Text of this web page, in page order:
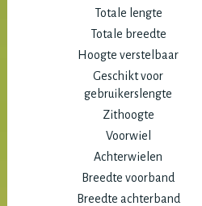
Totale lengte
Totale breedte
Hoogte verstelbaar
Geschikt voor
gebruikerslengte
Zithoogte
Voorwiel
Achterwielen
Breedte voorband
Breedte achterband